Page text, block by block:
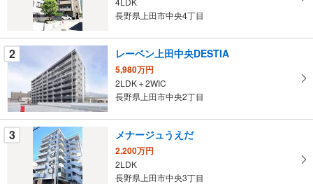
条
件
を
マ
イ
ペ
ー
長野県上田市中央4丁目
2 レーベン上田中央DESTIA
5,980万円
2LDK＋2WIC
長野県上田市中央2丁目
3 メナージュうえだ
2,200万円
2LDK
長野県上田市中央3丁目